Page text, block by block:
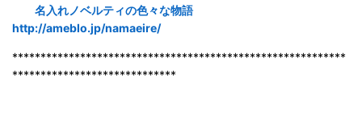
名入れノベルティの色々な物語
http://ameblo.jp/namaeire/
***********************************************************
*****************************